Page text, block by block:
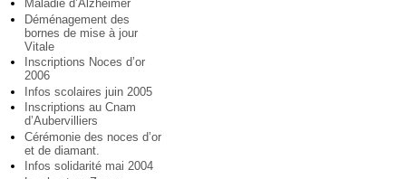
Maladie d’Alzheimer
Déménagement des
bornes de mise à jour
Vitale
Inscriptions Noces d’or
2006
Infos scolaires juin 2005
Inscriptions au Cnam
d’Aubervilliers
Cérémonie des noces d’or
et de diamant.
Infos solidarité mai 2004